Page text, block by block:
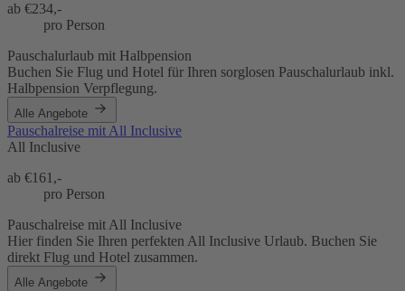
ab €234,-
pro Person
Pauschalurlaub mit Halbpension
Buchen Sie Flug und Hotel für Ihren sorglosen Pauschalurlaub inkl.
Halbpension Verpflegung.
Alle Angebote
Pauschalreise mit All Inclusive
All Inclusive
ab €161,-
pro Person
Pauschalreise mit All Inclusive
Hier finden Sie Ihren perfekten All Inclusive Urlaub. Buchen Sie
direkt Flug und Hotel zusammen.
Alle Angebote